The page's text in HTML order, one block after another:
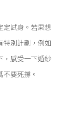
定試身。若果想
特別計劃，例如
，感受一下婚紗
要死撐。